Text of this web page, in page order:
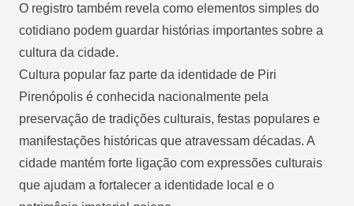
O registro também revela como elementos simples do
cotidiano podem guardar histórias importantes sobre a
cultura da cidade.
Cultura popular faz parte da identidade de Piri
Pirenópolis é conhecida nacionalmente pela
preservação de tradições culturais, festas populares e
manifestações históricas que atravessam décadas. A
cidade mantém forte ligação com expressões culturais
que ajudam a fortalecer a identidade local e o